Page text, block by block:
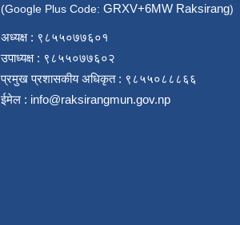
(Google Plus Code: GRXV+6MW Raksirang)
अध्यक्ष : ९८५५०७७६०१
उपाध्यक्ष : ९८५५०७७६०२
प्रमुख प्रशासकीय अधिकृत : ९८५५०८८८६६
ईमेल : info@raksirangmun.gov.np